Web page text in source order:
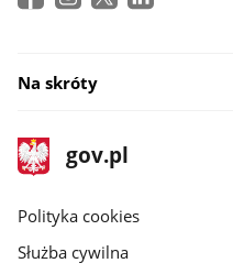
Na skróty
stopka
gov.pl
Strona
gov.pl
gov.pl
Polityka cookies
Służba cywilna